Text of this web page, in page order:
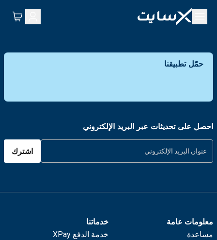
حمّل تطبيقنا
احصل على تحديثات عبر البريد الإلكتروني
اشترك
معلومات عامة
مساعدة
خدماتنا
خدمة الدفع XPay